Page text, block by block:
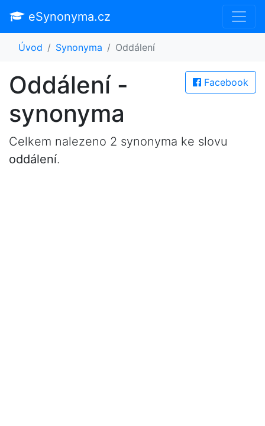
eSynonyma.cz
Úvod Synonyma Oddálení
Facebook
Oddálení -
synonyma
Celkem nalezeno 2 synonyma ke slovu
oddálení.